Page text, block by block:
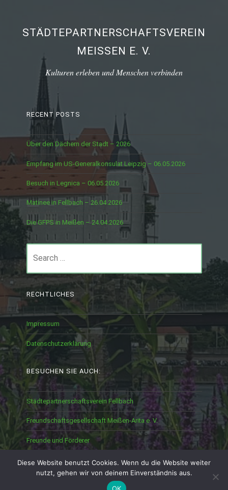
STÄDTEPARTNERSCHAFTSVEREIN
MEISSEN E. V.
Kulturen erleben und Menschen verbinden
RECENT POSTS
Über den Dächern der Stadt – 2026
Empfang im US-Generalkonsulat Leipzig – 06.05.2026
Besuch in Legnica – 06.05.2026
Matinee in Fellbach – 26.04.2026
Die GFPS in Meißen – 24.04.2026
for:
RECHTLICHES
Impressum
Datenschutzerklärung
BESUCHEN SIE AUCH:
Städtepartnerschaftsverein Fellbach
Freundschaftsgesellschaft Meißen-Arita e. V.
Freunde und Förderer
PROUDLY POWERED BY WORDPRESS
Diese Website benutzt Cookies. Wenn du die Website weiter
nutzt, gehen wir von deinem Einverständnis aus.
OK